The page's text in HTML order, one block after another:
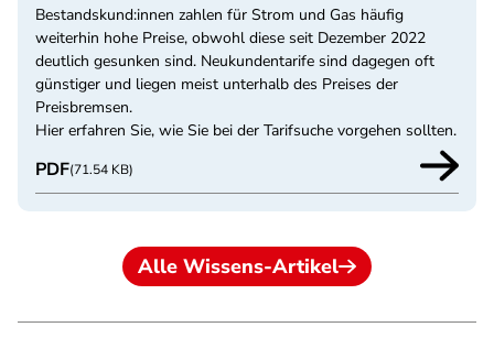
Bestandskund:innen zahlen für Strom und Gas häufig
weiterhin hohe Preise, obwohl diese seit Dezember 2022
deutlich gesunken sind. Neukundentarife sind dagegen oft
günstiger und liegen meist unterhalb des Preises der
Preisbremsen.
Hier erfahren Sie, wie Sie bei der Tarifsuche vorgehen sollten.
PDF(71.54 KB)
Alle Wissens-Artikel